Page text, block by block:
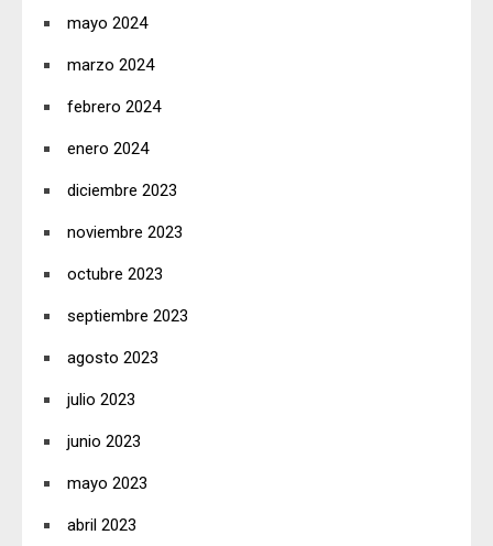
mayo 2024
marzo 2024
febrero 2024
enero 2024
diciembre 2023
noviembre 2023
octubre 2023
septiembre 2023
agosto 2023
julio 2023
junio 2023
mayo 2023
abril 2023